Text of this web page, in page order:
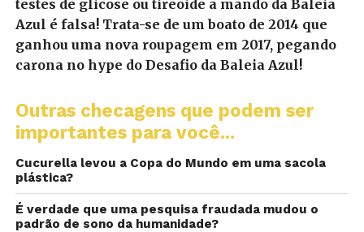
testes de glicose ou tireoide a mando da Baleia
Azul é falsa! Trata-se de um boato de 2014 que
ganhou uma nova roupagem em 2017, pegando
carona no hype do Desafio da Baleia Azul!
Outras checagens que podem ser
importantes para você...
Cucurella levou a Copa do Mundo em uma sacola
plástica?
É verdade que uma pesquisa fraudada mudou o
padrão de sono da humanidade?